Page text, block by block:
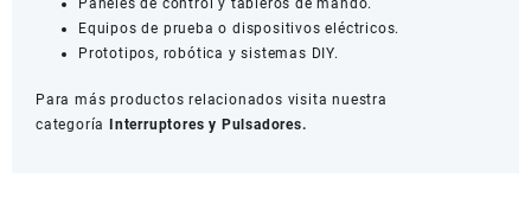
Equipos de prueba o dispositivos eléctricos.
Prototipos, robótica y sistemas DIY.
Para más productos relacionados visita nuestra
categoría Interruptores y Pulsadores.